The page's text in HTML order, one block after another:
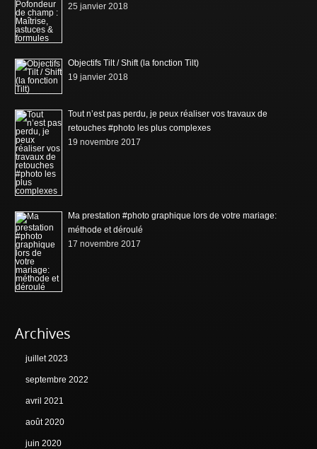
25 janvier 2018
Objectifs Tilt / Shift (la fonction Tilt)
19 janvier 2018
Tout n’est pas perdu, je peux réaliser vos travaux de
retouches #photo les plus complexes
19 novembre 2017
Ma prestation #photo graphique lors de votre mariage:
méthode et déroulé
17 novembre 2017
Archives
juillet 2023
septembre 2022
avril 2021
août 2020
juin 2020